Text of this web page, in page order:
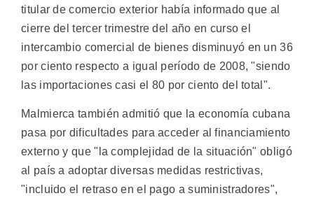
titular de comercio exterior había informado que al
cierre del tercer trimestre del año en curso el
intercambio comercial de bienes disminuyó en un 36
por ciento respecto a igual período de 2008, "siendo
las importaciones casi el 80 por ciento del total".
Malmierca también admitió que la economía cubana
pasa por dificultades para acceder al financiamiento
externo y que "la complejidad de la situación" obligó
al país a adoptar diversas medidas restrictivas,
"incluido el retraso en el pago a suministradores",